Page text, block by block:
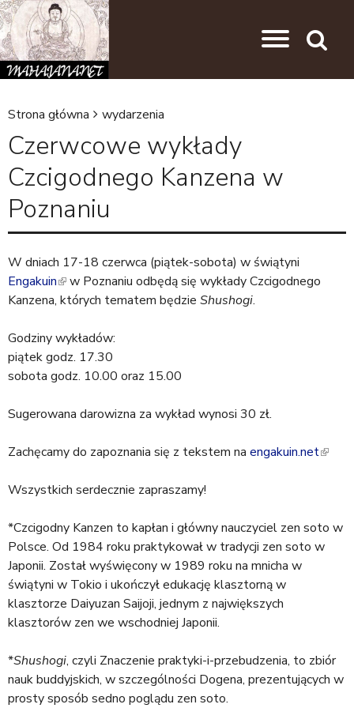
J
e
s
t
e
ś
t
u
t
a
j
Strona główna wydarzenia
Czerwcowe wykłady
Czcigodnego Kanzena w
Poznaniu
W dniach 17-18 czerwca (piątek-sobota) w świątyni
Engakuin(
l
n
k
i
e
t
r
a
l
)
w Poznaniu odbędą się wykłady Czcigodnego
Kanzena, których tematem będzie Shushogi.
Godziny wykładów:
piątek godz. 17.30
sobota godz. 10.00 oraz 15.00
Sugerowana darowizna za wykład wynosi 30 zł.
Zachęcamy do zapoznania się z tekstem na engakuin.net(
k
i
r
n
Wszystkich serdecznie zapraszamy!
*Czcigodny Kanzen to kapłan i główny nauczyciel zen soto w
Polsce. Od 1984 roku praktykował w tradycji zen soto w
Japonii. Został wyświęcony w 1989 roku na mnicha w
świątyni w Tokio i ukończył edukację klasztorną w
klasztorze Daiyuzan Saijoji, jednym z największych
klasztorów zen we wschodniej Japonii.
*Shushogi, czyli Znaczenie praktyki-i-przebudzenia, to zbiór
nauk buddyjskich, w szczególności Dogena, prezentujących w
prosty sposób sedno poglądu zen soto.